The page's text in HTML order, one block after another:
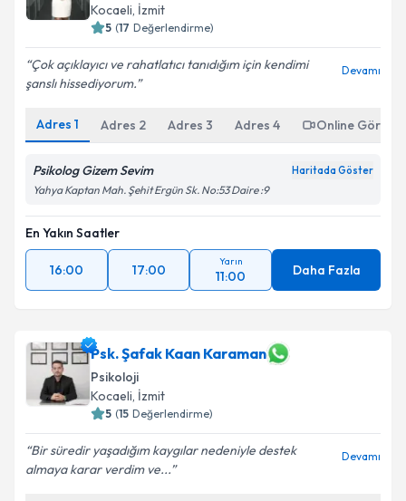
Kişisel verilerimin işlenmesine ilişkinAydınlatma
Metni'ni okudum ve kişisel verilerimin belirtilen
Kocaeli, İzmit
5 (17 Değerlendirme)
Çok açıklayıcı ve rahatlatıcı tanıdığım için kendimi
şanslı hissediyorum.
Devamı
Adres 1 Adres 2 Adres 3 Adres 4 Online
Psikolog Gizem Sevim Haritada Göster
Yahya Kaptan Mah. Şehit Ergün Sk. No:53 Daire :9
En Yakın Saatler
16:00 17:00
Yarın
11:00 Daha Fazla
Psk. Şafak Kaan Karaman
Psikoloji
Kocaeli, İzmit
5 (15 Değerlendirme)
Bir süredir yaşadığım kaygılar nedeniyle destek
almaya karar verdim ve...
Devamı